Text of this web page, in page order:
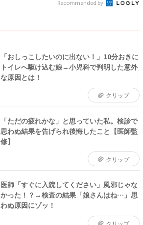
Recommended by
「おしっこしたいのに出ない！」10分おきに
トイレへ駆け込む娘→小児科で判明した意外
な原因とは！
クリップ
「ただの疲れかな」と思っていた私。検診で
思わぬ結果を告げられ後悔したこと【医師監
修】
クリップ
医師「すぐに入院してください」風邪じゃな
かった！？→検査の結果「娘さんはね…」思
わぬ原因にゾッ！
クリップ